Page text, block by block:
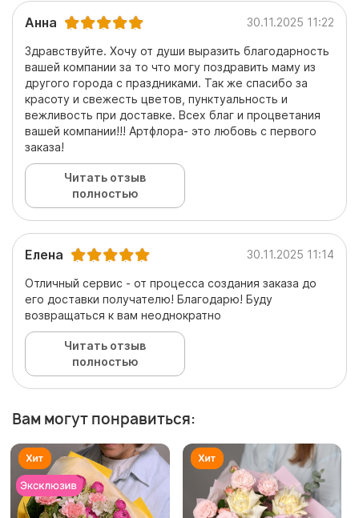
Анна 30.11.2025 11:22
Здравствуйте. Хочу от души выразить благодарность
вашей компании за то что могу поздравить маму из
другого города с праздниками. Так же спасибо за
красоту и свежесть цветов, пунктуальность и
вежливость при доставке. Всех благ и процветания
вашей компании!!! Артфлора- это любовь с первого
заказа!
Читать отзыв
полностью
Елена 30.11.2025 11:14
Отличный сервис - от процесса создания заказа до
его доставки получателю! Благодарю! Буду
возвращаться к вам неоднократно
Читать отзыв
полностью
Вам могут понравиться: